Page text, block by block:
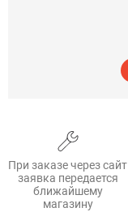
При заказе через сайт
заявка передается
ближайшему
магазину